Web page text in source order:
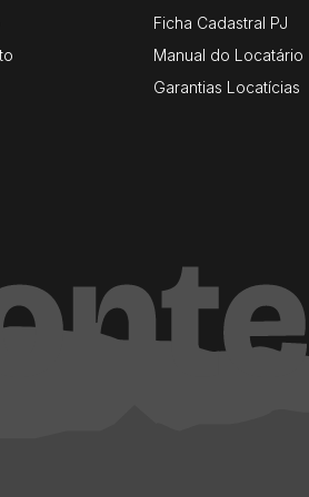
Ficha Cadastral PJ
Manual do Locatário
Garantias Locatícias